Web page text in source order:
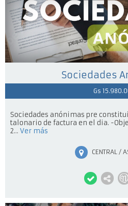
Sociedades
Gs
Sociedades anónimas pre
talonario de factura en el dia. -
2... Ver más
CENTRAL /